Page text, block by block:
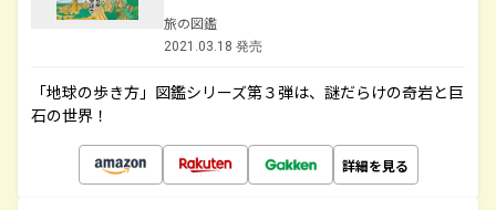
旅の図鑑
2021.03.18 発売
「地球の歩き方」図鑑シリーズ第３弾は、謎だらけの奇岩と巨
石の世界！
詳細を見る